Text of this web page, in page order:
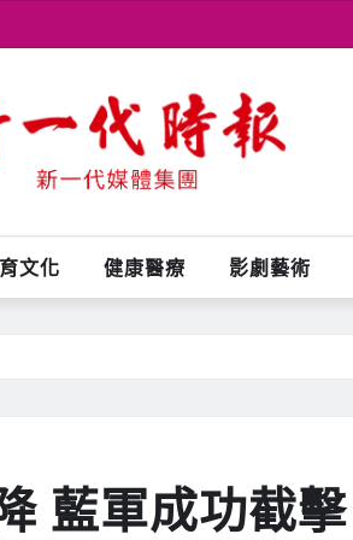
文化 健康醫療 影劇藝術
藍軍成功截擊